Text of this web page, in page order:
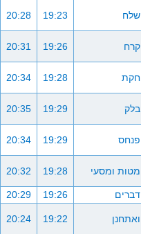
שלח 19:23
20:28
קרח 19:26
20:31
חקת 19:28
20:34
בלק 19:29
20:35
פנחס 19:29
20:34
מטות ומסעי 19:28
20:32
דברים 19:26
20:29
ואתחנן 19:22
20:24